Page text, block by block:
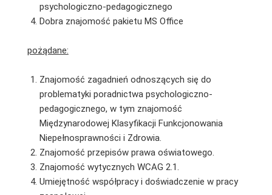
psychologiczno-pedagogicznego
Dobra znajomość pakietu MS Office
pożądane:
Znajomość zagadnień odnoszących się do
problematyki poradnictwa psychologiczno-
pedagogicznego, w tym znajomość
Międzynarodowej Klasyfikacji Funkcjonowania
Niepełnosprawności i Zdrowia.
Znajomość przepisów prawa oświatowego.
Znajomość wytycznych WCAG 2.1.
Umiejętność współpracy i doświadczenie w pracy